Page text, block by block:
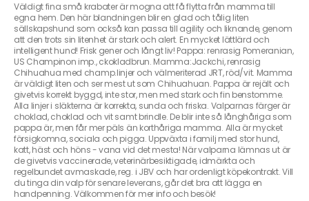
Väldigt fina små krabater är mogna att få flytta från mamma till
egna hem. Den här blandningen blir en glad och tålig liten
sällskapshund som också kan passa till agility och liknande, genom
att den trots sin litenhet är stark och alert. En mycket lättlärd och
intelligent hund! Frisk gener och långt liv! Pappa: renrasig Pomeranian,
US Champinon imp., ckokladbrun. Mamma:Jackchi, renrasig
Chihuahua med champ.linjer och välmeriterad JRT, röd/vit. Mamma
är väldigt liten och ser mest ut som Chihuahuan. Pappa är rejält och
givetvis korrekt byggd, inte stor, men med stark och fin benstomme.
Alla linjer i släkterna är korrekta, sunda och friska. Valparnas färger är
choklad, choklad och vit samt brindle. De blir inte så långhåriga som
pappa är, men får mer päls än korthåriga mamma. Alla är mycket
försigkomna, sociala och pigga. Uppväxta i familj med stor hund,
katt, häst och höns - vana vid det mesta! När valparna lämnas ut är
de givetvis vaccinerade, veterinärbesiktigade, idmärkta och
regelbundet avmaskade, reg. i JBV och har ordenligt köpekontrakt. Vill
du tinga din valp för senare leverans, går det bra att lägga en
handpenning. Välkommen för mer info och besök!